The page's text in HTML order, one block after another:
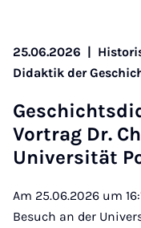
25.06.2026
Didaktik der
Vor­trag Dr.
Uni­versität
Am 25.06.2026 um
Besuch an der